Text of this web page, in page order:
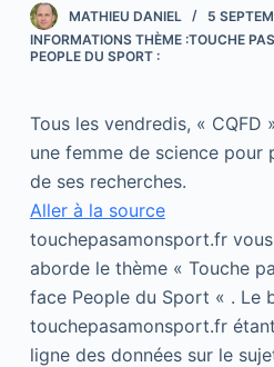
e
MATHIEU DANIEL
5
INFORMATIONS THÈME :TOUCHE
PEOPLE DU SPORT :
Tous les vendredis, « CQFD
une femme de science pour
de ses recherches.
Aller à la source
touchepasamonsport.fr
aborde le thème « Touche
face People du Sport « . Le
touchepasamonsport.fr
ligne des données sur le